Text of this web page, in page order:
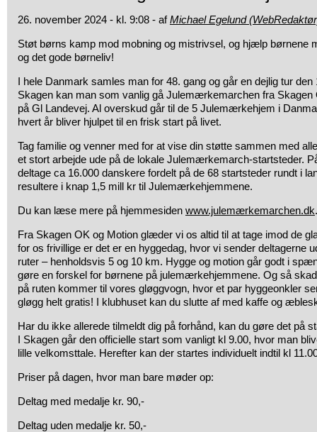
26. november 2024 - kl. 9:08 - afMichael Egelund
Støt børns kamp mod mobning og mistrivsel, og hjælp børnene
og det gode børneliv!
I hele Danmark samles man for 48. gang og går en dejlig tur
Skagen kan man som vanlig gå Julemærkemarchen fra Skagen
på Gl Landevej. Al overskud går til de 5 Julemærkehjem i
hvert år bliver hjulpet til en frisk start på livet.
Tag familie og venner med for at vise din støtte sammen med
et stort arbejde ude på de lokale Julemærkemarch-startsteder.
deltage ca 16.000 danskere fordelt på de 68 startsteder rundt i
resultere i knap 1,5 mill kr til Julemærkehjemmene.
Du kan læse mere på hjemmesiden www.julemærkemarchen.dk.
Fra Skagen OK og Motion glæder vi os altid til at tage imod de
for os frivillige er det er en hyggedag, hvor vi sender deltagerne
ruter – henholdsvis 5 og 10 km. Hygge og motion går godt i
gøre en forskel for børnene på julemærkehjemmene. Og så
på ruten kommer til vores gløggvogn, hvor et par hyggeonkler
gløgg helt gratis! I klubhuset kan du slutte af med kaffe og
Har du ikke allerede tilmeldt dig på forhånd, kan du gøre det på
I Skagen går den officielle start som vanligt kl 9.00, hvor man
lille velkomsttale. Herefter kan der startes individuelt indtil kl
Priser på dagen, hvor man bare møder op:
Deltag med medalje kr. 90,-
Deltag uden medalje kr. 50,-